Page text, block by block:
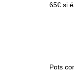
65€ si
Pots